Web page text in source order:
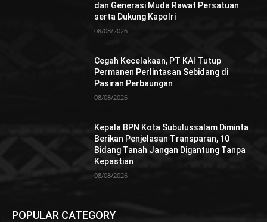
dan Generasi Muda Rawat Persatuan
serta Dukung Kapolri
08/08/2026
Cegah Kecelakaan, PT KAI Tutup
Permanen Perlintasan Sebidang di
Pasiran Perbaungan
08/08/2026
Kepala BPN Kota Subulussalam Diminta
Berikan Penjelasan Transparan, 10
Bidang Tanah Jangan Digantung Tanpa
Kepastian
08/08/2026
POPULAR CATEGORY